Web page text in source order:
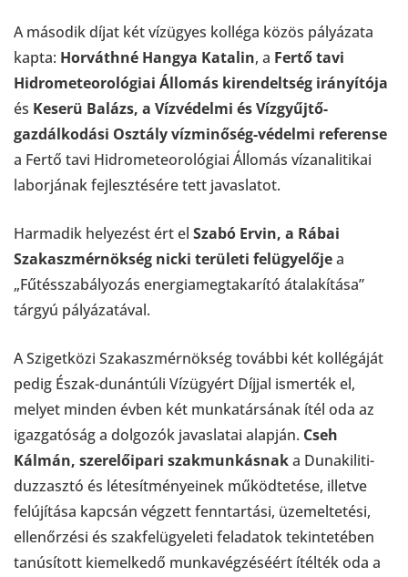
A második díjat két vízügyes kolléga közös pályázata
kapta: Horváthné Hangya Katalin, a Fertő tavi
Hidrometeorológiai Állomás kirendeltség irányítója
és Keserü Balázs, a Vízvédelmi és Vízgyűjtő-
gazdálkodási Osztály vízminőség-védelmi referense
a Fertő tavi Hidrometeorológiai Állomás vízanalitikai
laborjának fejlesztésére tett javaslatot.
Harmadik helyezést ért el Szabó Ervin, a Rábai
Szakaszmérnökség nicki területi felügyelőjea
„Fűtésszabályozás energiamegtakarító átalakítása”
tárgyú pályázatával.
A Szigetközi Szakaszmérnökség további két kollégáját
pedig Észak-dunántúli Vízügyért Díjjal ismerték el,
melyet minden évben két munkatársának ítél oda az
igazgatóság a dolgozók javaslatai alapján. Cseh
Kálmán, szerelőipari szakmunkásnaka Dunakiliti-
duzzasztó és létesítményeinek működtetése, illetve
felújítása kapcsán végzett fenntartási, üzemeltetési,
ellenőrzési és szakfelügyeleti feladatok tekintetében
tanúsított kiemelkedő munkavégzéséért ítélték oda a